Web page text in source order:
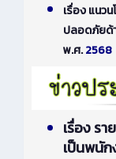
เรื่อง แนว
ปลอดภัยด้
พ.ศ.2568
เรื่อง ร
เป็นพนัก